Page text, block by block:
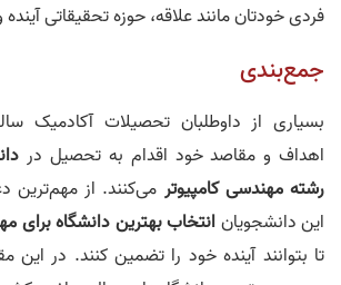
فردی خودتان مانند علاقه، حوزه تحقیقاتی
جمع‌بندی
بسیاری از داوطلبان تحصیلات آکادمیک
اهداف و مقاصد خود اقدام به تحصیل در
رشته مهندسی کامپیوتر می‌کنند. از
این دانشجویانانتخاب بهترین دانشگاه برای
تا بتوانند آینده خود را تضمین کنند. در این